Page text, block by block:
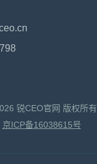
锐CEO官网 版权所有
京ICP备16038615号